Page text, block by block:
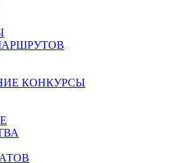
КОНКУРСЫ